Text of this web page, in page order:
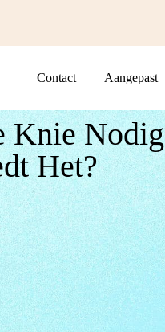
Contact Aangepast
Knie Nodig
Het?